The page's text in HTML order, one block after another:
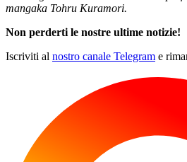
mangaka Tohru Kuramori.
Non perderti le nostre ultime notizie!
Iscriviti al nostro canale Telegram e